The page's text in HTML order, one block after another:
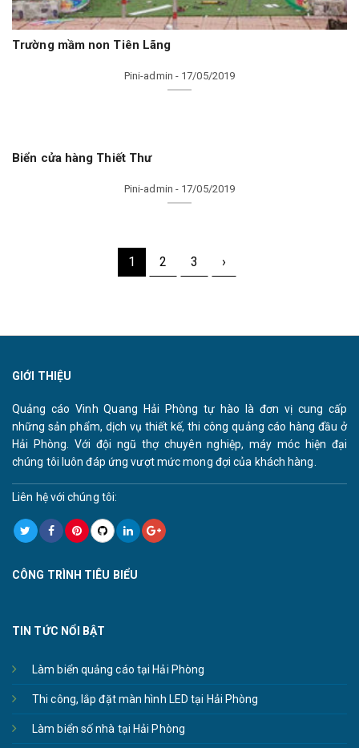
Trường mầm non Tiên Lãng
Pini-admin - 17/05/2019
Biển cửa hàng Thiết Thư
Pini-admin - 17/05/2019
1 2 3 ›
GIỚI THIỆU
Quảng cáo Vinh Quang Hải Phòng tự hào là đơn vị cung cấp
những sản phẩm, dịch vụ thiết kế, thi công quảng cáo hàng đầu ở
Hải Phòng. Với đội ngũ thợ chuyên nghiệp, máy móc hiện đại
chúng tôi luôn đáp ứng vượt mức mong đợi của khách hàng.
Liên hệ với chúng tôi:
CÔNG TRÌNH TIÊU BIỂU
TIN TỨC NỔI BẬT
Làm biển quảng cáo tại Hải Phòng
Thi công, lắp đặt màn hình LED tại Hải Phòng
Làm biển số nhà tại Hải Phòng